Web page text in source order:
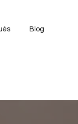
Blog